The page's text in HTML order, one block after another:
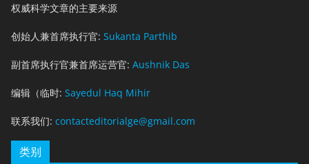
权威科学文章的主要来源
创始人兼首席执行官: Sukanta Parthib
副首席执行官兼首席运营官: Aushnik Das
编辑（临时: Sayedul Haq Mihir
联系我们: contacteditorialge@gmail.com
类别